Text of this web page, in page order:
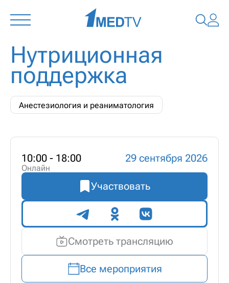
Нутриционная
поддержка
Анестезиология и реаниматология
10:00 - 18:00 29 сентября 2026
Онлайн
Участвовать
Поделиться
Смотреть трансляцию
Все мероприятия